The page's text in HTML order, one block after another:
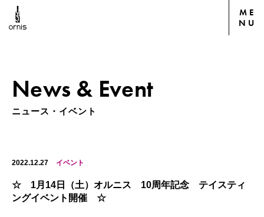
ME
NU
News & Event
ニュース・イベント
2022.12.27 イベント
☆ 1月14日（土）オルニス 10周年記念 テイスティ
ングイベント開催 ☆